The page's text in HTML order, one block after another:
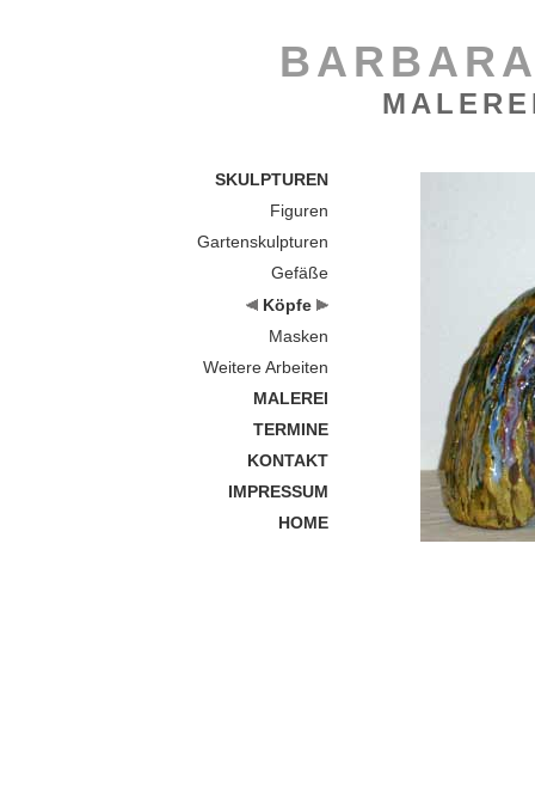
SKULPTUREN
Figuren
Gartenskulpturen
Gefäße
Köpfe
Masken
Weitere Arbeiten
MALEREI
TERMINE
KONTAKT
IMPRESSUM
HOME